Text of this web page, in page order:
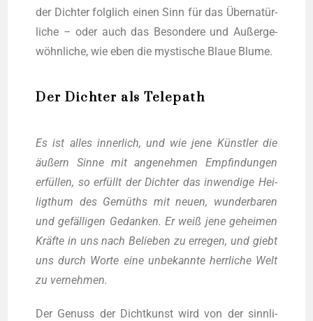
der Dich­ter folg­lich einen Sinn für das Über­na­tür­
li­che – oder auch das Beson­de­re und Außer­ge­
wöhn­li­che, wie eben die mys­ti­sche Blaue Blume.
Der Dichter als Telepath
Es ist alles inner­lich, und wie jene Künst­ler die
äußern Sin­ne mit ange­neh­men Emp­fin­dun­gen
erfül­len, so erfüllt der Dich­ter das inwen­di­ge Hei­
lig­t­hum des Gemüths mit neu­en, wun­der­ba­ren
und gefäl­li­gen Gedan­ken. Er weiß jene gehei­men
Kräf­te in uns nach Belie­ben zu erre­gen, und gie­bt
uns durch Wor­te eine unbe­kann­te herr­li­che Welt
zu vernehmen.
Der Genuss der Dicht­kunst wird von der sinn­li­